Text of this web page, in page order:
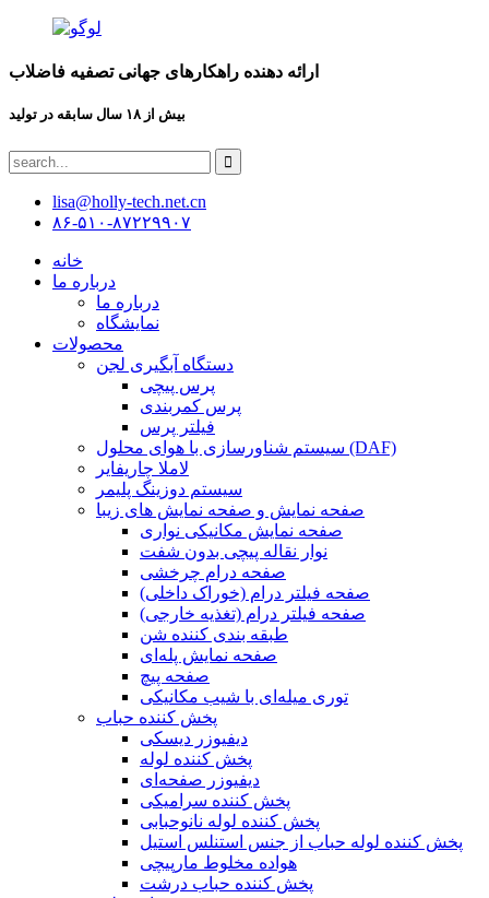
ارائه دهنده راهکارهای جهانی تصفیه فاضلاب
بیش از ۱۸ سال سابقه در تولید
lisa@holly-tech.net.cn
۸۶-۵۱۰-۸۷۲۲۹۹۰۷
خانه
درباره ما
درباره ما
نمایشگاه
محصولات
دستگاه آبگیری لجن
پرس پیچی
پرس کمربندی
فیلتر پرس
سیستم شناورسازی با هوای محلول (DAF)
لاملا چاریفایر
سیستم دوزینگ پلیمر
صفحه نمایش و صفحه نمایش های زیبا
صفحه نمایش مکانیکی نواری
نوار نقاله پیچی بدون شفت
صفحه درام چرخشی
صفحه فیلتر درام (خوراک داخلی)
صفحه فیلتر درام (تغذیه خارجی)
طبقه بندی کننده شن
صفحه نمایش پله‌ای
صفحه پیچ
توری میله‌ای با شیب مکانیکی
پخش کننده حباب
دیفیوزر دیسکی
پخش کننده لوله
دیفیوزر صفحه‌ای
پخش کننده سرامیکی
پخش کننده لوله نانوحبابی
پخش کننده لوله حباب از جنس استنلس استیل
هواده مخلوط مارپیچی
پخش کننده حباب درشت